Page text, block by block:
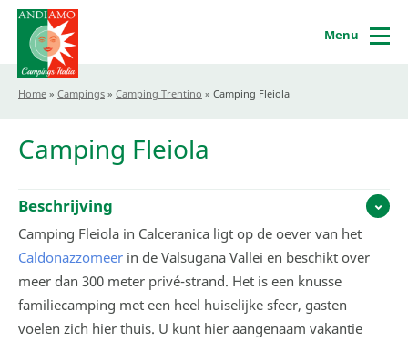
Menu
Home » Campings » Camping Trentino » Camping Fleiola
Camping Fleiola
Beschrijving
Camping Fleiola in Calceranica ligt op de oever van het
Caldonazzomeer in de Valsugana Vallei en beschikt over
meer dan 300 meter privé-strand. Het is een knusse
familiecamping met een heel huiselijke sfeer, gasten
voelen zich hier thuis. U kunt hier aangenaam vakantie